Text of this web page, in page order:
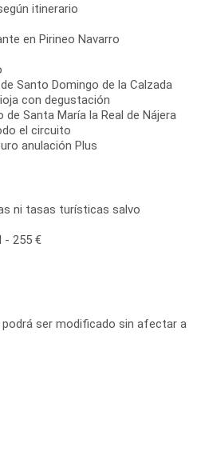
itinerario
en Pirineo Navarro
Santo Domingo de la Calzada
con degustación
Santa María la Real de Nájera
el circuito
anulación Plus
ni tasas turísticas salvo
- 255 €
podrá ser modificado sin afectar a